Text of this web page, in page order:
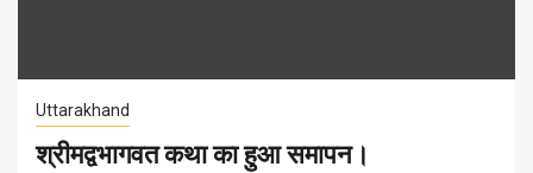
Uttarakhand
श्रीमद्वभागवत कथा का हुआ समापन।